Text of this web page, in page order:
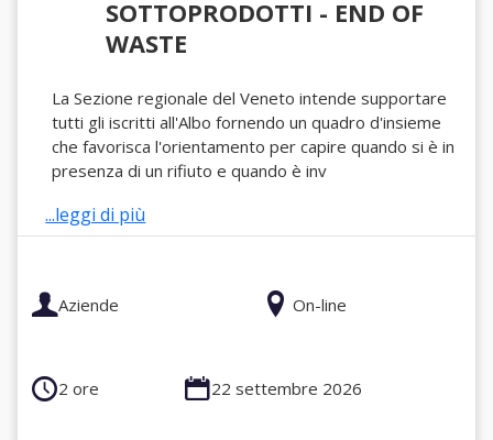
SOTTOPRODOTTI - END OF
WASTE
La Sezione regionale del Veneto intende supportare
tutti gli iscritti all'Albo fornendo un quadro d'insieme
che favorisca l'orientamento per capire quando si è in
presenza di un rifiuto e quando è inv
...leggi di più
Aziende On-line
2 ore 22 settembre 2026